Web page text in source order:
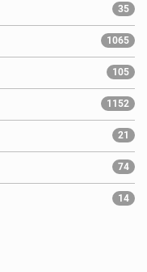
35
1065
105
1152
21
74
14